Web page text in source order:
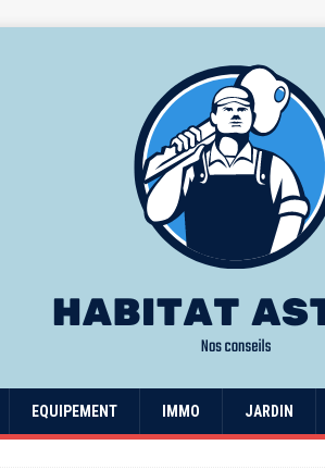
EQUIPEMENT IMMO JARDIN